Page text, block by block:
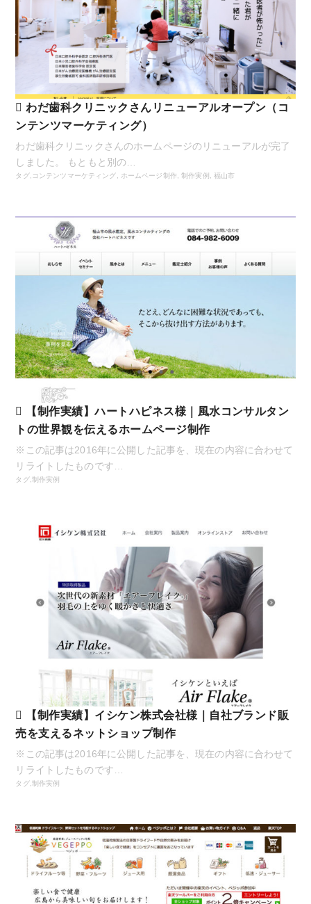
わだ歯科クリニックさんリニューアルオープン（コ
ンテンツマーケティング）
わだ歯科クリニックさんのホームページのリニューアルが完了
しました。 もともと別の…
タグ, コンテンツマーケティング ホームページ制作 ,制作実例 ,福山市
【制作実績】ハートハピネス様｜風水コンサルタン
トの世界観を伝えるホームページ制作
※この記事は2016年に公開した記事を、現在の内容に合わせて
リライトしたものです…
タグ, 制作実例
【制作実績】イシケン株式会社様｜自社ブランド販
売を支えるネットショップ制作
※この記事は2016年に公開した記事を、現在の内容に合わせて
リライトしたものです…
タグ, 制作実例